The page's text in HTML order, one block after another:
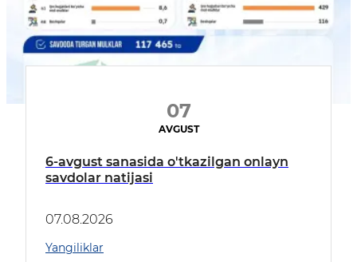
07
AVGUST
6-avgust sanasida o'tkazilgan onlayn
savdolar natijasi
07.08.2026
Yangiliklar